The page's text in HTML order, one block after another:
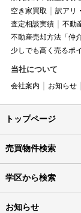
空き家買取
訳アリ
査定相談実績
不動
不動産売却方法「仲
少しでも高く売るポ
当社について
会社案内 お知らせ
トップページ
売買物件検索
学区から検索
お知らせ